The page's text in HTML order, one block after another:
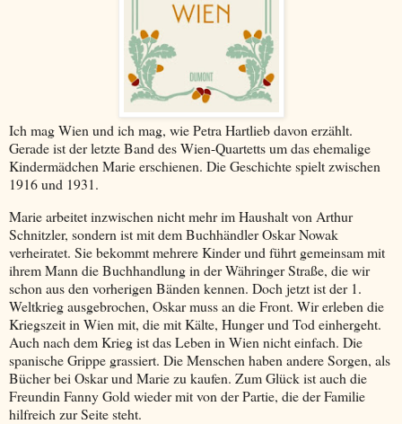
Ich mag Wien und ich mag, wie Petra Hartlieb davon erzählt.
Gerade ist der letzte Band des Wien-Quartetts um das ehemalige
Kindermädchen Marie erschienen. Die Geschichte spielt zwischen
1916 und 1931.
Marie arbeitet inzwischen nicht mehr im Haushalt von Arthur
Schnitzler, sondern ist mit dem Buchhändler Oskar Nowak
verheiratet. Sie bekommt mehrere Kinder und führt gemeinsam mit
ihrem Mann die Buchhandlung in der Währinger Straße, die wir
schon aus den vorherigen Bänden kennen. Doch jetzt ist der 1.
Weltkrieg ausgebrochen, Oskar muss an die Front. Wir erleben die
Kriegszeit in Wien mit, die mit Kälte, Hunger und Tod einhergeht.
Auch nach dem Krieg ist das Leben in Wien nicht einfach. Die
spanische Grippe grassiert. Die Menschen haben andere Sorgen, als
Bücher bei Oskar und Marie zu kaufen. Zum Glück ist auch die
Freundin Fanny Gold wieder mit von der Partie, die der Familie
hilfreich zur Seite steht.